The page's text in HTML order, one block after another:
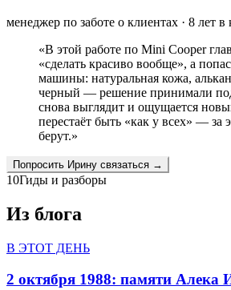
менеджер по заботе о клиентах · 8 лет в
«В этой работе по Mini Cooper
«сделать красиво вообще», а
машины: натуральная кожа,
черный — решение принимали
снова выглядит и ощущается
перестаёт быть «как у всех» — за
берут.»
Попросить Ирину связаться →
10Гиды и разборы
Из блога
В ЭТОТ ДЕНЬ
2 октября 1988: памяти Алека